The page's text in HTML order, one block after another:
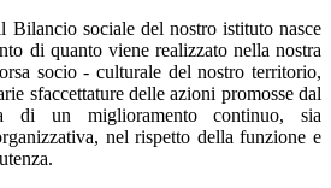
Bilancio sociale del nostro istituto nasce
di quanto viene realizzato nella nostra
socio - culturale del nostro territorio,
sfaccettature delle azioni promosse dal
di un miglioramento continuo, sia
nel rispetto della funzione e